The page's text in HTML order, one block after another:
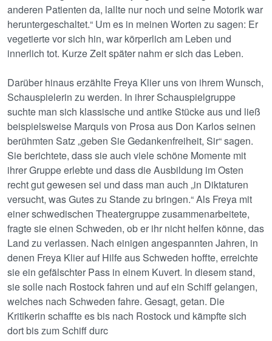
anderen Patienten da, lallte nur noch und seine Motorik war
heruntergeschaltet.“ Um es in meinen Worten zu sagen: Er
vegetierte vor sich hin, war körperlich am Leben und
innerlich tot. Kurze Zeit später nahm er sich das Leben.
Darüber hinaus erzählte Freya Klier uns von ihrem Wunsch,
Schauspielerin zu werden. In ihrer Schauspielgruppe
suchte man sich klassische und antike Stücke aus und ließ
beispielsweise Marquis von Prosa aus Don Karlos seinen
berühmten Satz „geben Sie Gedankenfreiheit, Sir“ sagen.
Sie berichtete, dass sie auch viele schöne Momente mit
ihrer Gruppe erlebte und dass die Ausbildung im Osten
recht gut gewesen sei und dass man auch „in Diktaturen
versucht, was Gutes zu Stande zu bringen.“ Als Freya mit
einer schwedischen Theatergruppe zusammenarbeitete,
fragte sie einen Schweden, ob er ihr nicht helfen könne, das
Land zu verlassen. Nach einigen angespannten Jahren, in
denen Freya Klier auf Hilfe aus Schweden hoffte, erreichte
sie ein gefälschter Pass in einem Kuvert. In diesem stand,
sie solle nach Rostock fahren und auf ein Schiff gelangen,
welches nach Schweden fahre. Gesagt, getan. Die
Kritikerin schaffte es bis nach Rostock und kämpfte sich
dort bis zum Schiff durc